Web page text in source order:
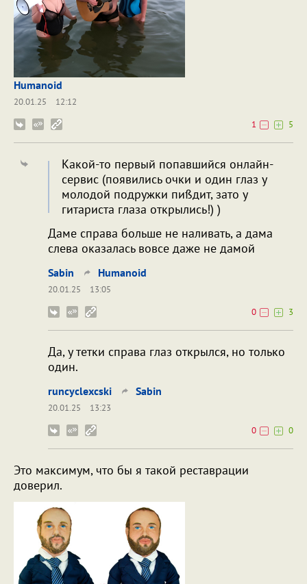
Humanoid
20.01.25
12:12
1
5
Какой-то первый попавшийся онлайн-
сервис (появились очки и один глаз у
молодой подружки пиßдит, зато у
гитариста глаза открылись!) )
Даме справа больше не наливать, а дама
слева оказалась вовсе даже не дамой
Sabin Humanoid
20.01.25
13:05
0
3
Да, у тетки справа глаз открылся, но только
один.
runcyclexcski Sabin
20.01.25
13:23
0
0
Это максимум, что бы я такой реставрации
доверил.